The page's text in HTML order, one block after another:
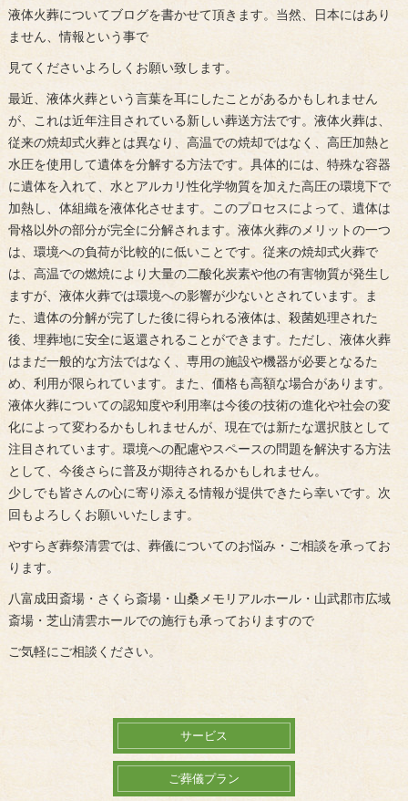
液体火葬についてブログを書かせて頂きます。当然、日本にはあり
ません、情報という事で
見てくださいよろしくお願い致します。
最近、液体火葬という言葉を耳にしたことがあるかもしれません
が、これは近年注目されている新しい葬送方法です。液体火葬は、
従来の焼却式火葬とは異なり、高温での焼却ではなく、高圧加熱と
水圧を使用して遺体を分解する方法です。具体的には、特殊な容器
に遺体を入れて、水とアルカリ性化学物質を加えた高圧の環境下で
加熱し、体組織を液体化させます。このプロセスによって、遺体は
骨格以外の部分が完全に分解されます。液体火葬のメリットの一つ
は、環境への負荷が比較的に低いことです。従来の焼却式火葬で
は、高温での燃焼により大量の二酸化炭素や他の有害物質が発生し
ますが、液体火葬では環境への影響が少ないとされています。ま
た、遺体の分解が完了した後に得られる液体は、殺菌処理された
後、埋葬地に安全に返還されることができます。ただし、液体火葬
はまだ一般的な方法ではなく、専用の施設や機器が必要となるた
め、利用が限られています。また、価格も高額な場合があります。
液体火葬についての認知度や利用率は今後の技術の進化や社会の変
化によって変わるかもしれませんが、現在では新たな選択肢として
注目されています。環境への配慮やスペースの問題を解決する方法
として、今後さらに普及が期待されるかもしれません。
少しでも皆さんの心に寄り添える情報が提供できたら幸いです。次
回もよろしくお願いいたします。
やすらぎ葬祭清雲では、葬儀についてのお悩み・ご相談を承ってお
ります。
八富成田斎場・さくら斎場・山桑メモリアルホール・山武郡市広域
斎場・芝山清雲ホールでの施行も承っておりますので
ご気軽にご相談ください。
サービス
ご葬儀プラン